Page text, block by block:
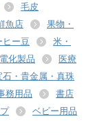
毛皮
魚店
果物・
ヒー豆
米・
電化製品
医療
石・貴金属・真珠
務用品
書店
ベビー用品